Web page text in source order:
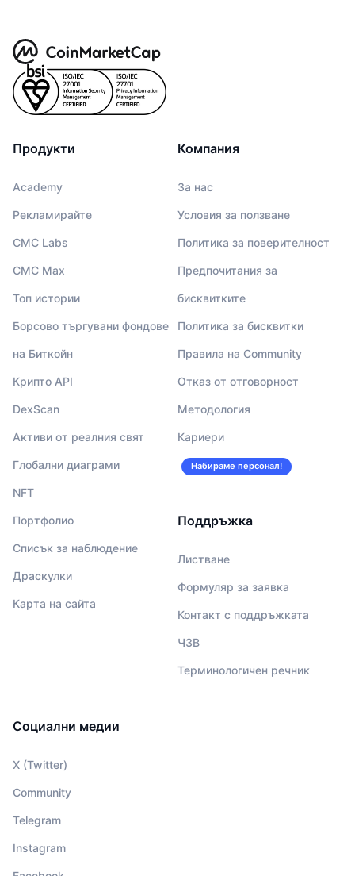
Продукти
Academy
Рекламирайте
CMC Labs
CMC Max
Топ истории
Борсово търгувани фондове
на Биткойн
Крипто API
DexScan
Активи от реалния свят
Глобални диаграми
NFT
Портфолио
Списък за наблюдение
Драскулки
Карта на сайта
Компания
За нас
Условия за ползване
Политика за поверителност
Предпочитания за
бисквитките
Политика за бисквитки
Правила на Community
Отказ от отговорност
Методология
Кариери
Набираме персонал!
Поддръжка
Листване
Формуляр за заявка
Контакт с поддръжката
ЧЗВ
Терминологичен речник
Социални медии
X (Twitter)
Community
Telegram
Instagram